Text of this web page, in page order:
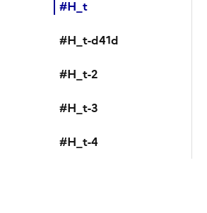
#H_t
#H_t-d41d
#H_t-2
#H_t-3
#H_t-4